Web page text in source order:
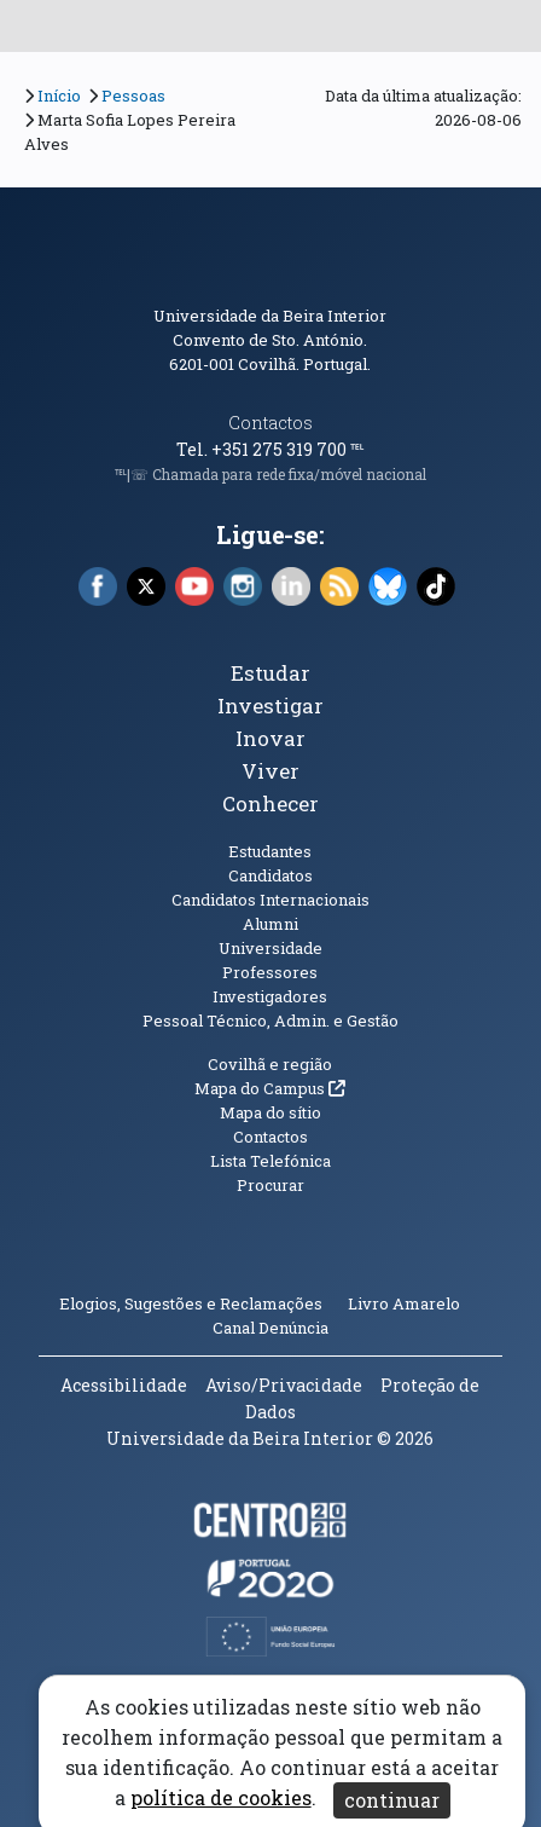
Início
Pessoas
Marta Sofia Lopes Pereira
Alves
Data da última atualização:
2026-08-06
Informações de Contacto
Universidade da Beira Interior
Convento de Sto. António.
6201-001 Covilhã. Portugal.
Contactos
Tel. +351 275 319 700℡
℡|☏ Chamada para rede fixa/móvel nacional
Ligue-se:
Facebook (abre em nova janela)
X (abre em nova janela)
YouTube (abre em nova janela)
Instagram (abre em nova janela)
LinkedIn (abre em nova
RSS (abre em nova
Bluesky (abre
TikTok
Tópicos Principais
Estudar
Investigar
Inovar
Viver
Conhecer
Estudantes
Candidatos
Candidatos Internacionais
Alumni
Universidade
Professores
Investigadores
Pessoal Técnico, Admin. e Gestão
Informações Adicionais
Covilhã e região
Mapa do Campus(abre em nova janela)
Mapa do sítio
Contactos
Lista Telefónica
Procurar
Elogios, Sugestões e Reclamações Livro Amarelo
Canal Denúncia(abre em nova janela)
Acessibilidade Aviso/Privacidade
Proteção de
Dados
Universidade da Beira Interior© 2026
Parceiros e Financiadores
(abre em nova janela)
(abre em nova janela)
As cookies utilizadas neste sítio web não
recolhem informação pessoal que permitam a
sua identificação. Ao continuar está a aceitar
a política de cookies. continuar